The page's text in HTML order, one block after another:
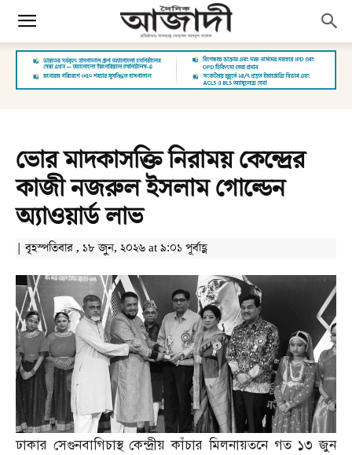
ভোর মাদকাসক্তি নিরাময় কেন্দ্রের
কাজী নজরুল ইসলাম গোল্ডেন
অ্যাওয়ার্ড লাভ
| বৃহস্পতিবার , ১৮ জুন, ২০২৬ at ৯:০১ পূর্বাহ্ণ
ঢাকার সেগুনবাগিচাস্থ কেন্দ্রীয় কাঁচার মিলনায়তনে গত ১৩ জুন